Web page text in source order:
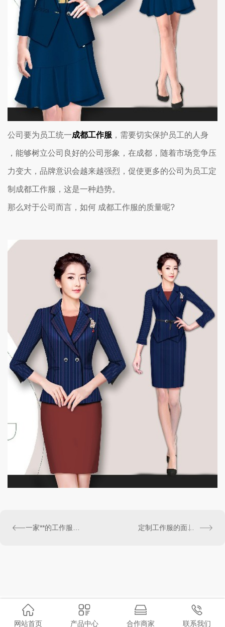
公司要为员工统一成都工作服 ，需要切实保护员工的人身
，能够树立公司良好的公司形象，在成都，随着市场竞争压
力变大，品牌意识会越来越强烈，促使更多的公司为员工定
制成都工作服，这是一种趋势。
那么对于公司而言，如何 成都工作服的质量呢?
一家**的工作服厂家自己的阐述 定制工作服的面料选择不要走进误区
网站首页 产品中心 合作商家 联系我们